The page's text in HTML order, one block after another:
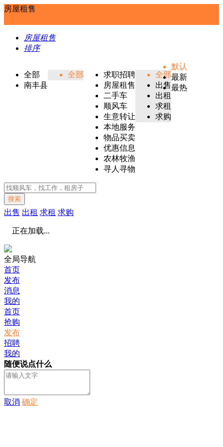
房屋租售
房屋租售
排序
全部
南丰县
全部
求职招聘
房屋租售
二手车
顺风车
生意转让
本地服务
物品买卖
优惠信息
农林牧渔
寻人寻物
全部
出售
出租
求租
求购
默认
最新
最热
搜索
出售 出租 求租 求购
正在加载...
全局导航
首页
发布
消息
我的
首页
抢购
发布
招聘
我的
随便说点什么
取消 确定